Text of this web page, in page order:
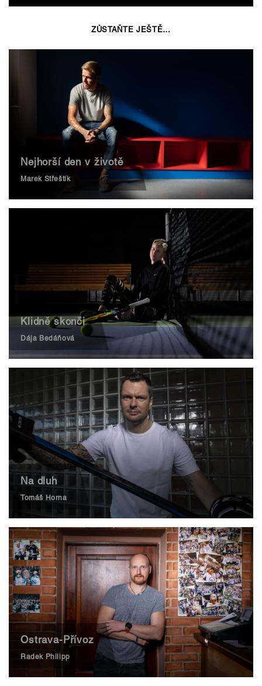
ZŮSTAŇTE JEŠTĚ…
Nejhorší den v životě
Marek Střeštík
Klidně skonči
Dája Bedáňová
Na dluh
Tomáš Horna
Ostrava-Přívoz
Radek Philipp